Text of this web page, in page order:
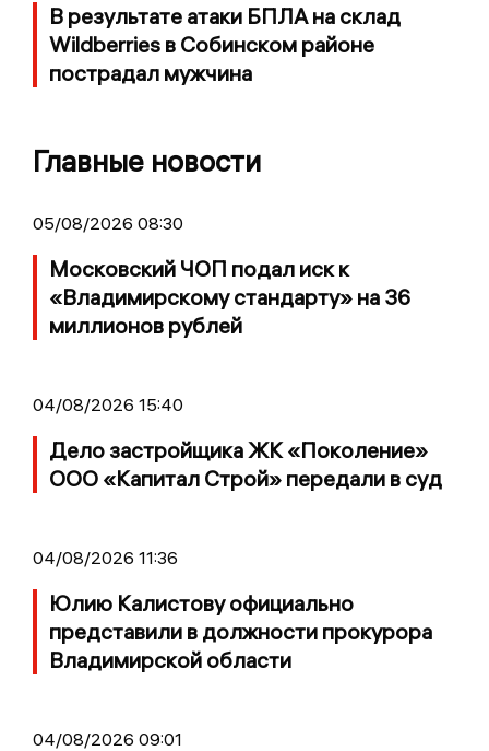
В результате атаки БПЛА на склад
Wildberries в Собинском районе
пострадал мужчина
Главные новости
05/08/2026 08:30
Московский ЧОП подал иск к
«Владимирскому стандарту» на 36
миллионов рублей
04/08/2026 15:40
Дело застройщика ЖК «Поколение»
ООО «Капитал Строй» передали в суд
04/08/2026 11:36
Юлию Калистову официально
представили в должности прокурора
Владимирской области
04/08/2026 09:01